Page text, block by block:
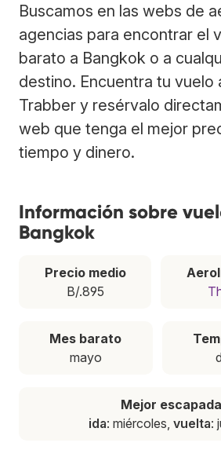
Buscamos en las webs de
agencias para encontrar el
barato a Bangkok o a
destino. Encuentra tu vuelo
Trabber y resérvalo
web que tenga el mejor
tiempo y dinero.
Información sobre
Bangkok
Precio medio
B/.895
Mes barato
mayo
Mejor escapada
ida: miércoles, vuelta: